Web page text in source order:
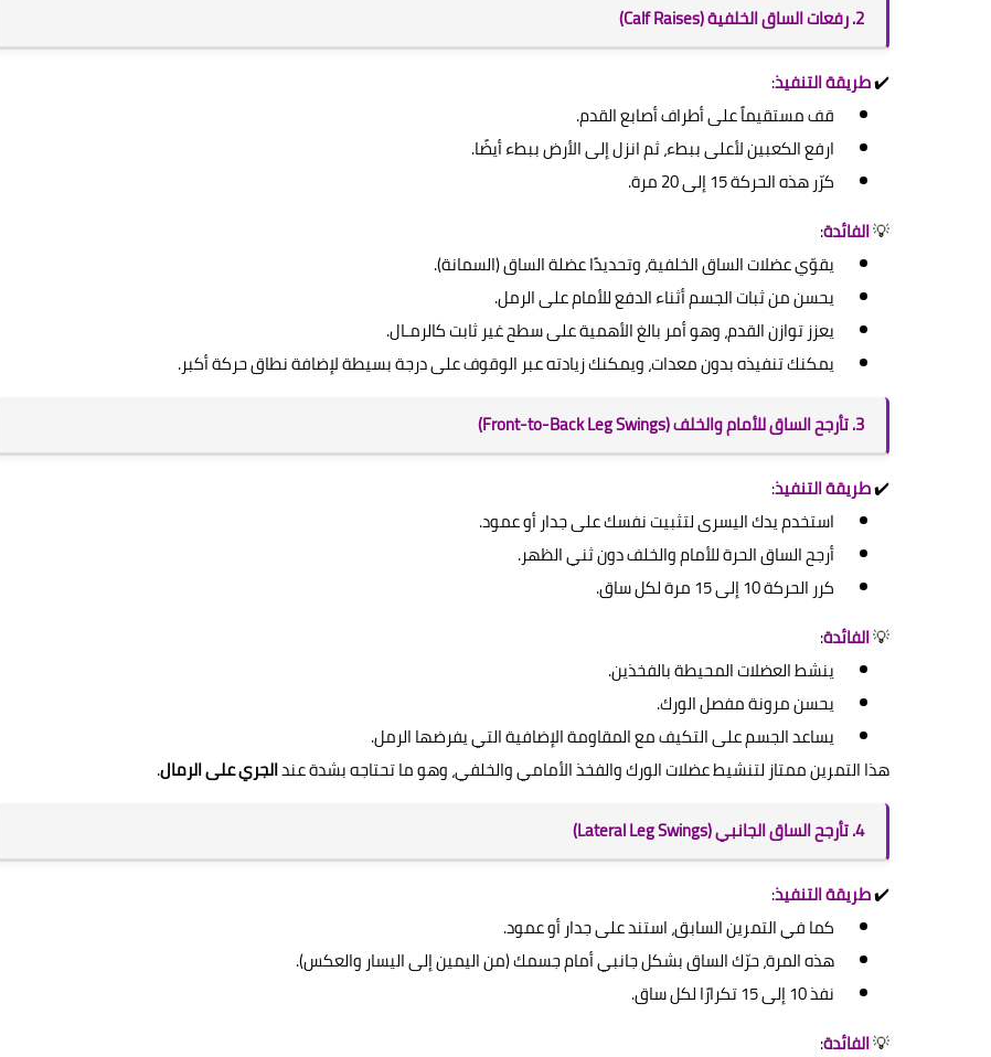
2. رفعات الساق الخلفية (Calf Raises)
✔️طريقة التنفيذ:
قف مستقيماً على أطراف أصابع القدم.
ارفع الكعبين لأعلى ببطء، ثم انزل إلى الأرض ببطء أيضًا.
كرّر هذه الحركة 15 إلى 20 مرة.
💡الفائدة:
يقوّي عضلات الساق الخلفية، وتحديدًا عضلة الساق (السمانة).
يحسن من ثبات الجسم أثناء الدفع للأمام على الرمل.
يعزز توازن القدم، وهو أمر بالغ الأهمية على سطح غير ثابت كالرمـال.
يمكنك تنفيذه بدون معدات، ويمكنك زيادته عبر الوقوف على درجة بسيطة لإضافة نطاق حركة أكبر.
3. تأرجح الساق للأمام والخلف (Front-to-Back Leg Swings)
✔️طريقة التنفيذ:
استخدم يدك اليسرى لتثبيت نفسك على جدار أو عمود.
أرجح الساق الحرة للأمام والخلف دون ثني الظهر.
كرر الحركة 10 إلى 15 مرة لكل ساق.
💡الفائدة:
ينشط العضلات المحيطة بالفخذين.
يحسن مرونة مفصل الورك.
يساعد الجسم على التكيف مع المقاومة الإضافية التي يفرضها الرمل.
هذا التمرين ممتاز لتنشيط عضلات الورك والفخذ الأمامي والخلفي، وهو ما تحتاجه بشدة عندالجري على الرمال.
4. تأرجح الساق الجانبي (Lateral Leg Swings)
✔️طريقة التنفيذ:
كما في التمرين السابق، استند على جدار أو عمود.
هذه المرة، حرّك الساق بشكل جانبي أمام جسمك (من اليمين إلى اليسار والعكس).
نفذ 10 إلى 15 تكرارًا لكل ساق.
💡الفائدة: